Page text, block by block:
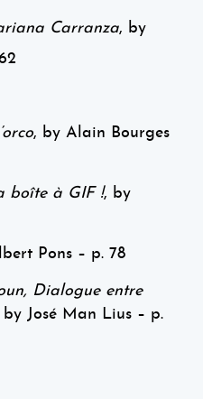
Carranza, by
, by Alain Bourges
boîte à GIF !, by
Pons – p. 78
Dialogue entre
by José Man Lius – p.